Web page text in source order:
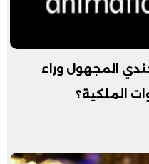
المجهول وراء
الملكية؟